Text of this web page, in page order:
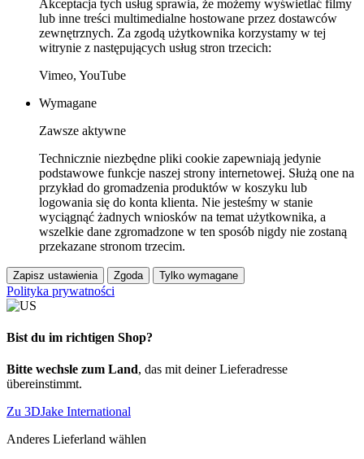
Akceptacja tych usług sprawia, że możemy wyświetlać filmy
lub inne treści multimedialne hostowane przez dostawców
zewnętrznych. Za zgodą użytkownika korzystamy w tej
witrynie z następujących usług stron trzecich:
Vimeo, YouTube
Wymagane
Zawsze aktywne
Technicznie niezbędne pliki cookie zapewniają jedynie
podstawowe funkcje naszej strony internetowej. Służą one na
przykład do gromadzenia produktów w koszyku lub
logowania się do konta klienta. Nie jesteśmy w stanie
wyciągnąć żadnych wniosków na temat użytkownika, a
wszelkie dane zgromadzone w ten sposób nigdy nie zostaną
przekazane stronom trzecim.
Zapisz ustawienia Zgoda Tylko wymagane
Polityka prywatności
Bist du im richtigen Shop?
Bitte wechsle zum Land, das mit deiner Lieferadresse
übereinstimmt.
Zu 3DJake International
Anderes Lieferland wählen